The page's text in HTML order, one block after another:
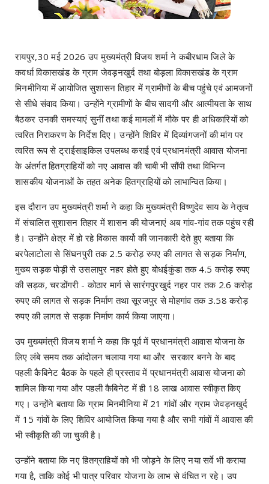
रायपुर,30 मई 2026 उप मुख्यमंत्री विजय शर्मा ने कबीरधाम जिले के
कवर्धा विकासखंड के ग्राम जेवड़नखुर्द तथा बोड़ला विकासखंड के ग्राम
मिनमीनिया में आयोजित सुशासन तिहार में ग्रामीणों के बीच पहुंचे एवं आमजनों
से सीधे संवाद किया। उन्होंने ग्रामीणों के बीच सादगी और आत्मीयता के साथ
बैठकर उनकी समस्याएं सुनीं तथा कई मामलों में मौके पर ही अधिकारियों को
त्वरित निराकरण के निर्देश दिए। उन्होंने शिविर में दिव्यांगजनों की मांग पर
त्वरित रूप से ट्राईसाइकिल उपलब्ध कराई एवं प्रधानमंत्री आवास योजना
के अंतर्गत हितग्राहियों को नए आवास की चाबी भी सौंपी तथा विभिन्न
शासकीय योजनाओं के तहत अनेक हितग्राहियों को लाभान्वित किया।
इस दौरान उप मुख्यमंत्री शर्मा ने कहा कि मुख्यमंत्री विष्णुदेव साय के नेतृत्व
में संचालित सुशासन तिहार में शासन की योजनाएं अब गांव-गांव तक पहुंच रही
है। उन्होंने क्षेत्र में हो रहे विकास कार्यो की जानकारी देते हुए बताया कि
बरपेलाटोला से सिंघनपुरी तक 2.5 करोड़ रुपए की लागत से सड़क निर्माण,
मुख्य सड़क पोड़ी से उसलापुर नहर होते हुए बोधईकुंडा तक 4.5 करोड़ रुपए
की सड़क, चरडोंगरी - कोठार मार्ग से सारंगपुरखुर्द नहर पार तक 2.6 करोड़
रुपए की लागत से सड़क निर्माण तथा सूरजपुर से मोहगांव तक 3.58 करोड़
रुपए की लागत से सड़क निर्माण कार्य किया जाएगा।
उप मुख्यमंत्री विजय शर्मा ने कहा कि पूर्व में प्रधानमंत्री आवास योजना के
लिए लंबे समय तक आंदोलन चलाया गया था और सरकार बनने के बाद
पहली कैबिनेट बैठक के पहले ही प्रस्ताव में प्रधानमंत्री आवास योजना को
शामिल किया गया और पहली कैबिनेट में ही 18 लाख आवास स्वीकृत किए
गए। उन्होंने बताया कि ग्राम मिनमीनिया में 21 गांवों और ग्राम जेवड़नखुर्द
में 15 गांवों के लिए शिविर आयोजित किया गया है और सभी गांवों में आवास की
भी स्वीकृति की जा चुकी है।
उन्होंने बताया कि नए हितग्राहियों को भी जोड़ने के लिए नया सर्वे भी कराया
गया है, ताकि कोई भी पात्र परिवार योजना के लाभ से वंचित न रहे। उप